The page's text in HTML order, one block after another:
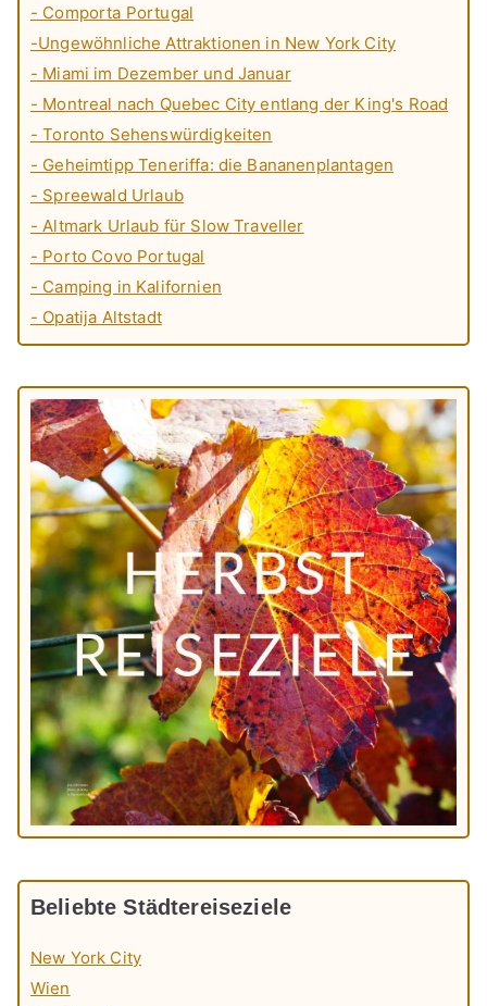
- Comporta Portugal
-Ungewöhnliche Attraktionen in New York City
- Miami im Dezember und Januar
- Montreal nach Quebec City entlang der King's Road
- Toronto Sehenswürdigkeiten
- Geheimtipp Teneriffa: die Bananenplantagen
- Spreewald Urlaub
- Altmark Urlaub für Slow Traveller
- Porto Covo Portugal
- Camping in Kalifornien
- Opatija Altstadt
Beliebte Städtereiseziele
New York City
Wien